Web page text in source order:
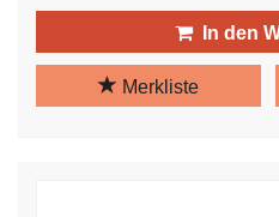
In den
Merkliste